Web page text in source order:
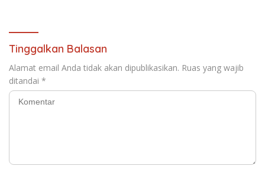
Tinggalkan Balasan
Alamat email Anda tidak akan dipublikasikan. Ruas yang wajib
ditandai *